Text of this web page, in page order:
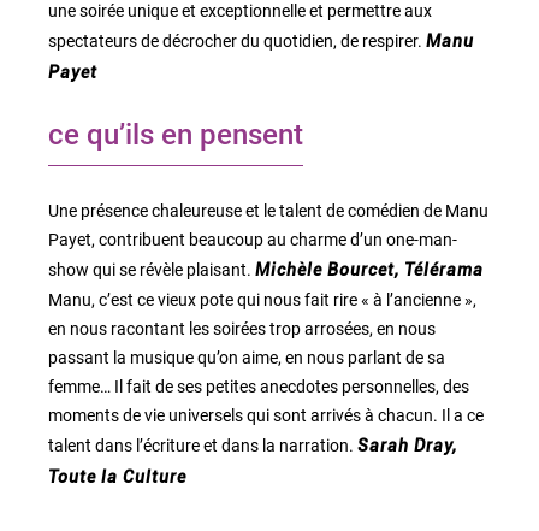
une soirée unique et exceptionnelle et permettre aux
spectateurs de décrocher du quotidien, de respirer. Manu
Payet
ce qu’ils en pensent
Une présence chaleureuse et le talent de comédien de Manu
Payet, contribuent beaucoup au charme d’un one-man-
show qui se révèle plaisant. Michèle Bourcet, Télérama
Manu, c’est ce vieux pote qui nous fait rire « à l’ancienne »,
en nous racontant les soirées trop arrosées, en nous
passant la musique qu’on aime, en nous parlant de sa
femme… Il fait de ses petites anecdotes personnelles, des
moments de vie universels qui sont arrivés à chacun. Il a ce
talent dans l’écriture et dans la narration. Sarah Dray,
Toute la Culture